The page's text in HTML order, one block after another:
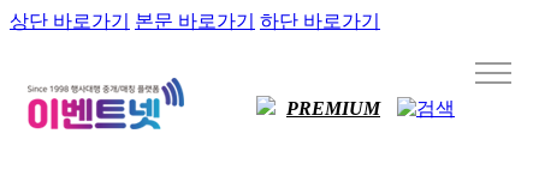
상단 바로가기 본문 바로가기 하단 바로가기
PREMIUM